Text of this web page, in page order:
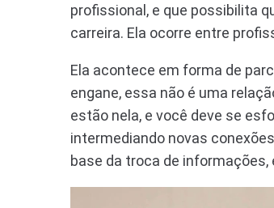
profissional, e que possibilita
carreira. Ela ocorre entre
Ela acontece em forma de
engane, essa não é uma
estão nela, e você deve se
intermediando novas
base da troca de